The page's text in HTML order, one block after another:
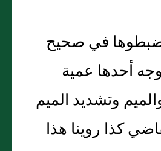
في صحيح
أحدها عمية
وتشديد الميم
كذا روينا هذا